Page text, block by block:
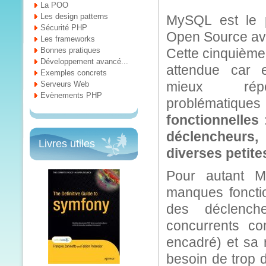
MySQL est le
Open Source
Cette
attendue car
mieux
fonctionnelles
diverses
Pour autant
manques
des
concurrents
encadré) et sa
besoin de trop
La POO
Les design patterns
Sécurité PHP
Les frameworks
Bonnes pratiques
Développement avancé...
Exemples concrets
Serveurs Web
Evènements PHP
Livres utiles